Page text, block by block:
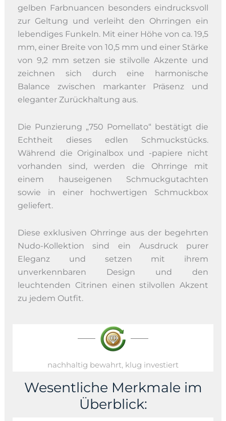
gelben Farbnuancen besonders eindrucksvoll
zur Geltung und verleiht den Ohrringen ein
lebendiges Funkeln. Mit einer Höhe von ca. 19,5
mm, einer Breite von 10,5 mm und einer Stärke
von 9,2 mm setzen sie stilvolle Akzente und
zeichnen sich durch eine harmonische
Balance zwischen markanter Präsenz und
eleganter Zurückhaltung aus.
Die Punzierung „750 Pomellato“ bestätigt die
Echtheit dieses edlen Schmuckstücks.
Während die Originalbox und -papiere nicht
vorhanden sind, werden die Ohrringe mit
einem hauseigenen Schmuckgutachten
sowie in einer hochwertigen Schmuckbox
geliefert.
Diese exklusiven Ohrringe aus der begehrten
Nudo-Kollektion sind ein Ausdruck purer
Eleganz und setzen mit ihrem
unverkennbaren Design und den
leuchtenden Citrinen einen stilvollen Akzent
zu jedem Outfit.
nachhaltig bewahrt, klug investiert
Wesentliche Merkmale im
Überblick: